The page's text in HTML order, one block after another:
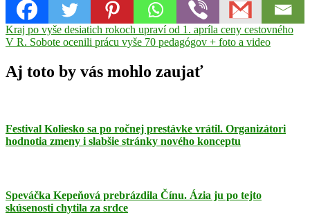
Čierne
na
koni Rasťo
BorošRevúcarežisérRimavské
Navigácia
v
článku
Previous
Post:
Kraj po vyše desiatich rokoch upraví od 1. apríla ceny cestovného
Next
V R. Sobote ocenili prácu vyše 70 pedagógov + foto a video
Aj toto by vás mohlo zaujať
Festival Koliesko sa po ročnej prestávke vrátil. Organizátori
hodnotia zmeny i slabšie stránky nového konceptu
Speváčka Kepeňová prebrázdila Čínu. Ázia ju po tejto
skúsenosti chytila za srdce